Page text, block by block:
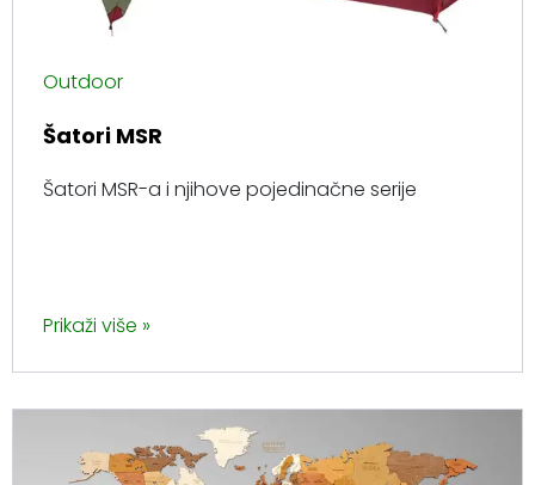
Outdoor
Šatori MSR
Šatori MSR-a i njihove pojedinačne serije
Prikaži više »